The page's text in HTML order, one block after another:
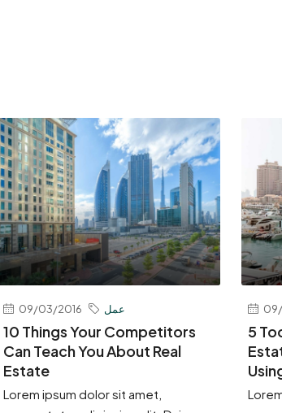
09/03/2016 عمل
10 Things Your Competitors
Can Teach You About Real
Estate
Lorem ipsum dolor sit amet,
5